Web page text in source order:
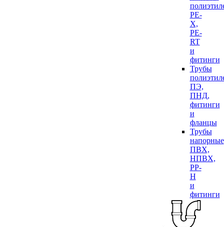
PE-
X,
PE-
RT
и
фитинги
Трубы
ПЭ,
ПНД,
фитинги
и
фланцы
Трубы
напорные
ПВХ,
НПВХ,
PP-
H
и
фитинги